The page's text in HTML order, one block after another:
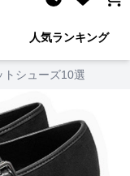
人気ランキング
トシューズ10選